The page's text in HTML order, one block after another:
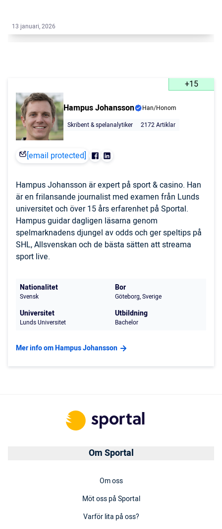
13 januari, 2026
+15
Hampus Johansson
Han/Honom
Skribent & spelanalytiker
2172 Artiklar
[email protected]
Hampus Johansson är expert på sport & casino. Han
är en frilansande journalist med examen från Lunds
universitet och över 15 års erfarenhet på Sportal.
Hampus guidar dagligen läsarna genom
spelmarknadens djungel av odds och ger speltips på
SHL, Allsvenskan och de bästa sätten att streama
sport live.
Nationalitet
Svensk
Bor
Göteborg, Sverige
Universitet
Lunds Universitet
Utbildning
Bachelor
Mer info om Hampus Johansson
Om Sportal
Om oss
Möt oss på Sportal
Varför lita på oss?